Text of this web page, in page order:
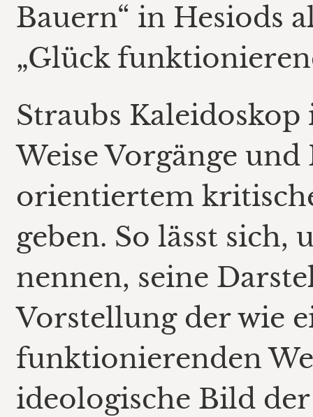
Bauern“ in Hesiods
„Glück
Straubs
Weise Vorgänge
orientiertem
geben. So lässt
nennen, seine
Vorstellung der wie
funktionierenden
ideologische Bild